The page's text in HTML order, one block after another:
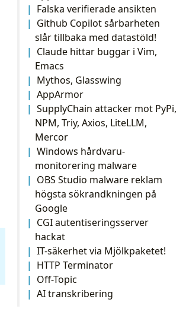
Falska verifierade ansikten
Github Copilot sårbarheten
slår tillbaka med datastöld!
Claude hittar buggar i Vim,
Emacs
Mythos, Glasswing
AppArmor
SupplyChain attacker mot PyPi,
NPM, Triy, Axios, LiteLLM,
Mercor
Windows hårdvaru-
monitorering malware
OBS Studio malware reklam
högsta sökrandkningen på
Google
CGI autentiseringsserver
hackat
IT-säkerhet via Mjölkpaketet!
HTTP Terminator
Off-Topic
AI transkribering